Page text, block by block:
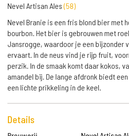
Nevel Artisan Ales(58)
Nevel Branie is een fris blond bier met
bourbon. Het bier is gebrouwen met
Jansrogge, waardoor je een bijzonder
ervaart. In de neus vind je rijp fruit,
perzik. In de smaak komt daar kokos,
amandel bij. De lange afdronk biedt
een lichte prikkeling in de keel.
Details